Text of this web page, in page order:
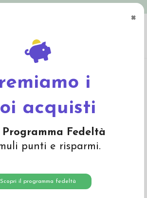
×
i
acquisti
Programma Fedeltà
punti e risparmi.
Scopri il programma fedeltà